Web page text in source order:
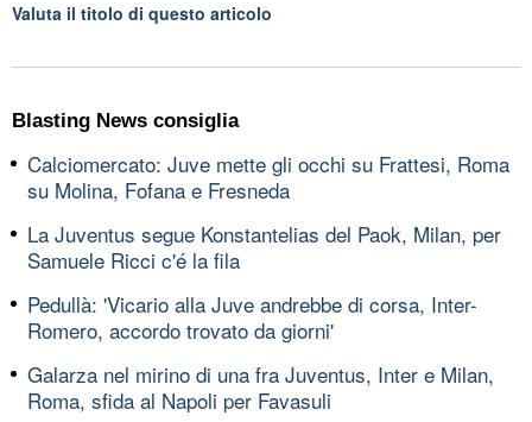
Valuta il titolo di questo articolo
Blasting News consiglia
Calciomercato: Juve mette gli occhi su Frattesi, Roma
su Molina, Fofana e Fresneda
La Juventus segue Konstantelias del Paok, Milan, per
Samuele Ricci c'é la fila
Pedullà: 'Vicario alla Juve andrebbe di corsa, Inter-
Romero, accordo trovato da giorni'
Galarza nel mirino di una fra Juventus, Inter e Milan,
Roma, sfida al Napoli per Favasuli